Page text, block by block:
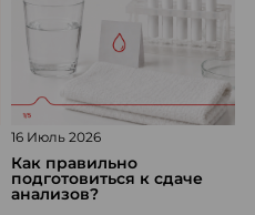
16 Июль 2026
Как правильно
подготовиться к сдаче
анализов?